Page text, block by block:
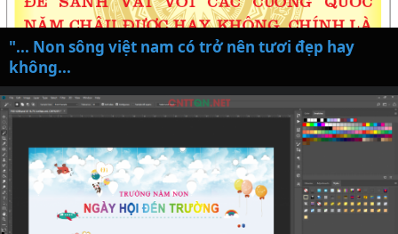
"... Non sông việt nam có trở nên tươi đẹp hay
không...